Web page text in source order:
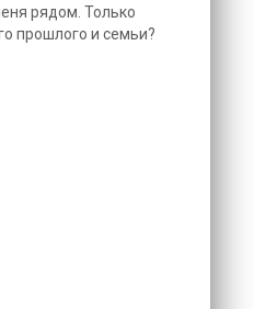
рядом. Только
прошлого и семьи?